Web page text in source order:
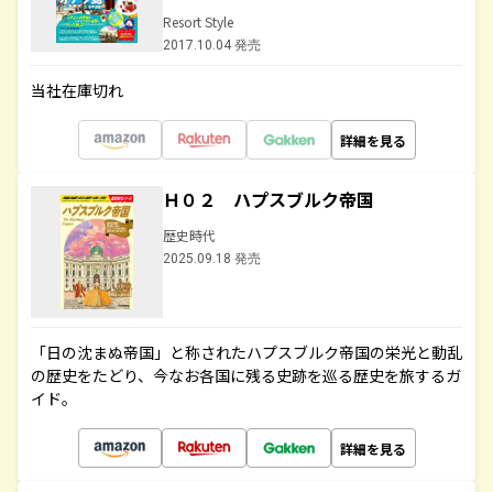
Resort Style
2017.10.04 発売
当社在庫切れ
詳細を見る
Ｈ０２ ハプスブルク帝国
歴史時代
2025.09.18 発売
「日の沈まぬ帝国」と称されたハプスブルク帝国の栄光と動乱
の歴史をたどり、今なお各国に残る史跡を巡る歴史を旅するガ
イド。
詳細を見る